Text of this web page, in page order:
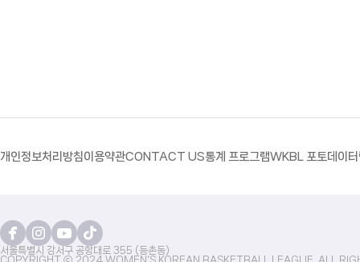
개인정보처리방침이용약관CONTACT US통계 프로그램WKBL 포토데이
서울특별시 강서구 공항대로 355 (등촌동)
COPYRIGHT ⓒ 2024 WOMEN'S KOREAN BASKETBALL LEAGUE. ALL